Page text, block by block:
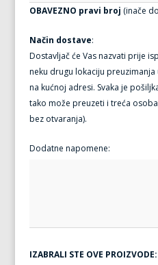
OBAVEZNO pravi broj (inače
Način dostave:
Dostavljač će Vas nazvati prije
neku drugu lokaciju
na kućnoj adresi. Svaka je
tako može preuzeti i treća
bez otvaranja).
Dodatne napomene:
IZABRALI STE OVE PROIZVODE: